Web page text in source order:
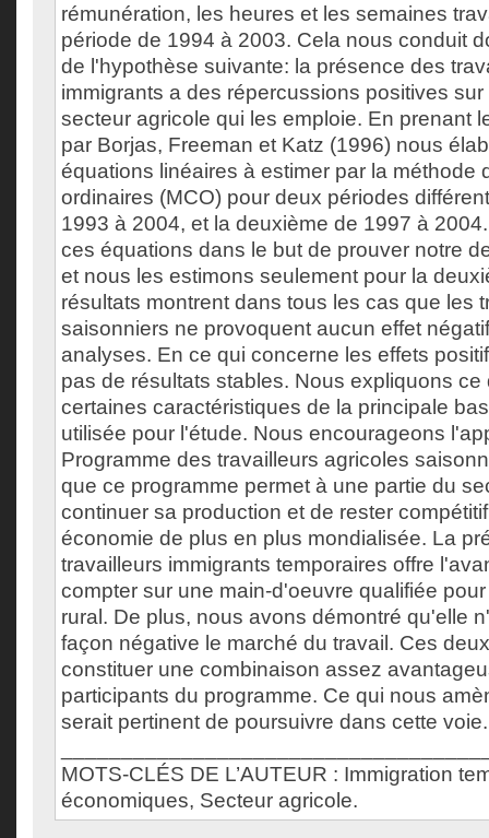
rémunération, les heures et les semaines
période de 1994 à 2003. Cela nous conduit
de l'hypothèse suivante: la présence des
immigrants a des répercussions positives
secteur agricole qui les emploie. En prenant
par Borjas, Freeman et Katz (1996) nous
équations linéaires à estimer par la méthode
ordinaires (MCO) pour deux périodes
1993 à 2004, et la deuxième de 1997 à
ces équations dans le but de prouver notre
et nous les estimons seulement pour la
résultats montrent dans tous les cas que les
saisonniers ne provoquent aucun effet
analyses. En ce qui concerne les effets
pas de résultats stables. Nous expliquons ce
certaines caractéristiques de la principale
utilisée pour l'étude. Nous encourageons
Programme des travailleurs agricoles
que ce programme permet à une partie du
continuer sa production et de rester
économie de plus en plus mondialisée. La
travailleurs immigrants temporaires offre
compter sur une main-d'oeuvre qualifiée
rural. De plus, nous avons démontré qu'elle
façon négative le marché du travail. Ces
constituer une combinaison assez
participants du programme. Ce qui nous
serait pertinent de poursuivre dans cette voie.
MOTS-CLÉS DE L’AUTEUR : Immigration
économiques, Secteur agricole.